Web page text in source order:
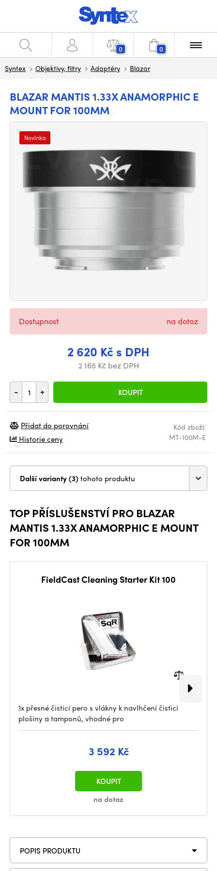
0 0
Syntex Objektivy, filtry Adaptéry Blazar
BLAZAR MANTIS 1.33X ANAMORPHIC E
MOUNT FOR 100MM
Novinka
2 620 Kč s DPH
2 165 Kč bez DPH
- + KOUPIT
Dostupnost na dotaz
Kód zboží:
MT-100M-E
Přidat do porovnání
Historie ceny
Další varianty (3) tohoto produktu
TOP PŘÍSLUŠENSTVÍ PRO BLAZAR
MANTIS 1.33X ANAMORPHIC E MOUNT
FOR 100MM
FieldCast Cleaning Starter Kit 100
1x přesné čisticí pero s vlákny k navlhčení čisticí
plošiny a tamponů, vhodné pro
3 592 Kč
na dotaz
KOUPIT
POPIS PRODUKTU